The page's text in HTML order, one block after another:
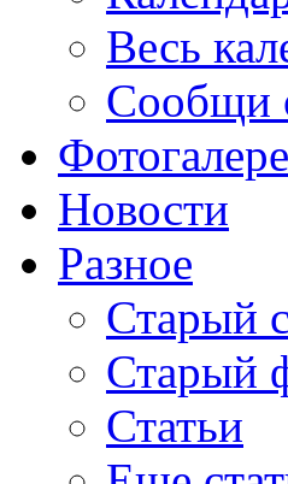
Весь
Сообщи
Новости
Разное
Старый
Старый
Статьи